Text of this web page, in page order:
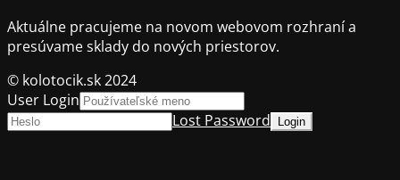
Aktuálne pracujeme na novom webovom rozhraní a
presúvame sklady do nových priestorov.
© kolotocik.sk 2024
User Login
Lost Password